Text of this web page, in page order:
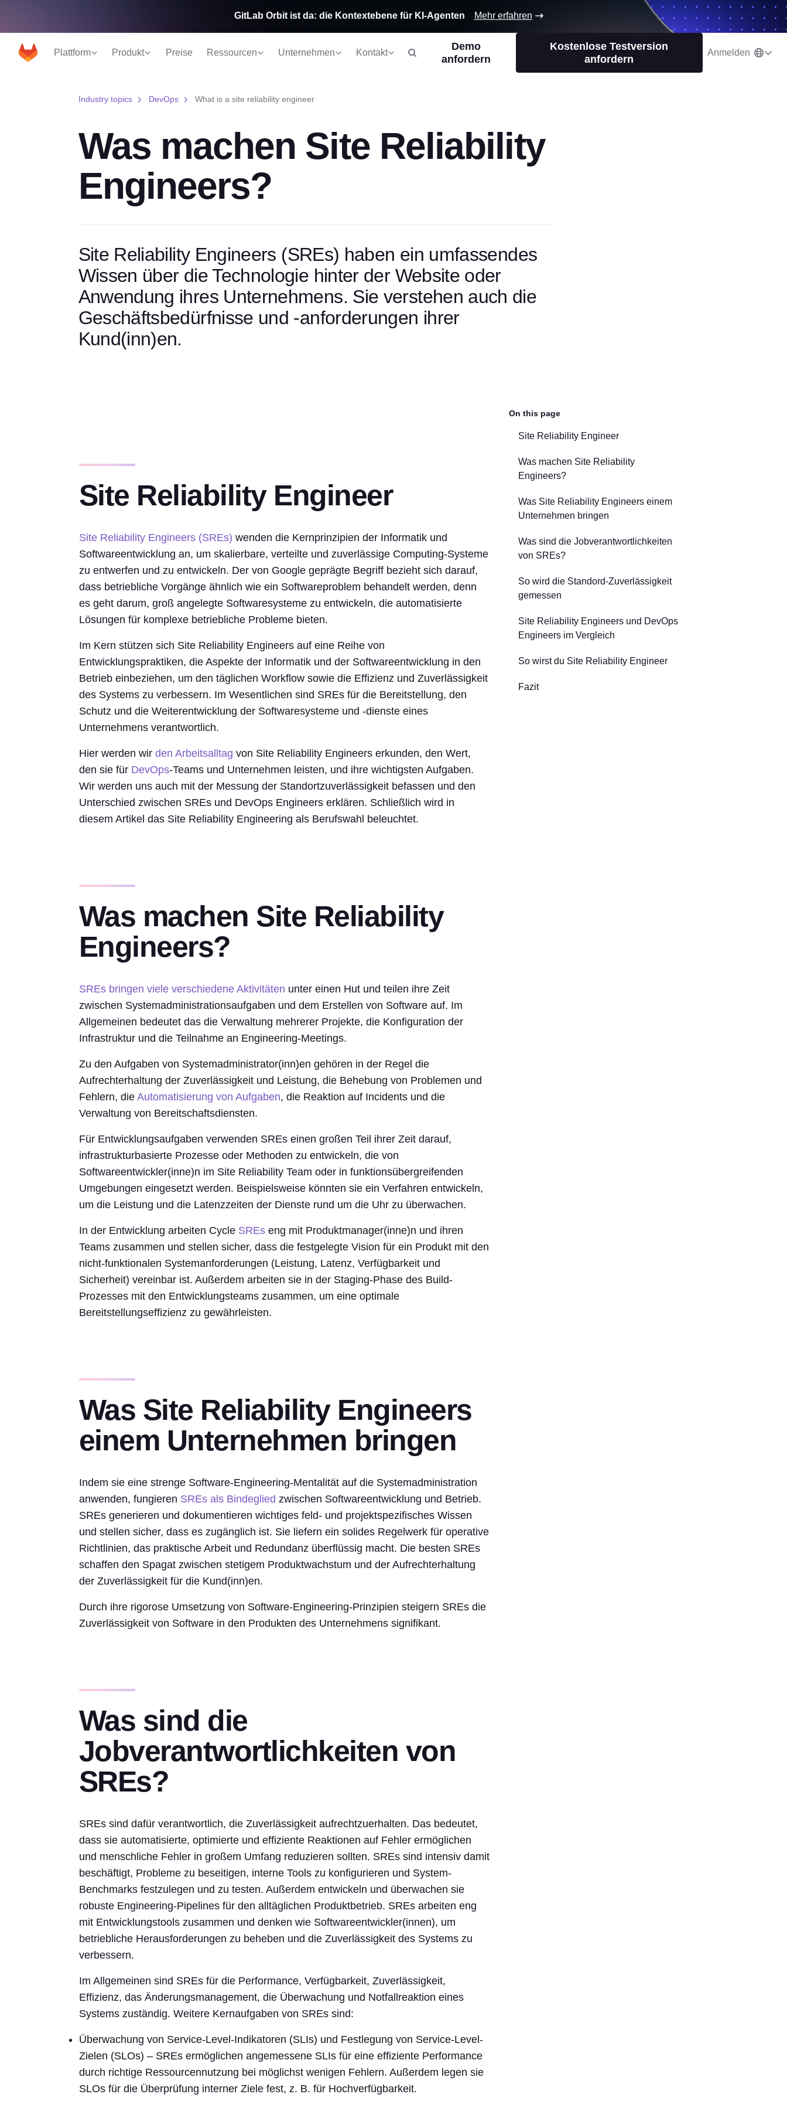
Plattform Produkt Preise Ressourcen Unternehmen Kontakt
Demo
anfordern
Kostenlose Testversion
anfordern
Anmelden
GitLab Orbit ist da: die Kontextebene für KI-Agenten Mehr erfahren
Industry topics DevOps What is a site reliability engineer
Was machen Site Reliability
Engineers?
Site Reliability Engineers (SREs) haben ein umfassendes
Wissen über die Technologie hinter der Website oder
Anwendung ihres Unternehmens. Sie verstehen auch die
Geschäftsbedürfnisse und -anforderungen ihrer
Kund(inn)en.
Site Reliability Engineer
Site Reliability Engineers (SREs) wenden die Kernprinzipien der Informatik und
Softwareentwicklung an, um skalierbare, verteilte und zuverlässige Computing-Systeme
zu entwerfen und zu entwickeln. Der von Google geprägte Begriff bezieht sich darauf,
dass betriebliche Vorgänge ähnlich wie ein Softwareproblem behandelt werden, denn
es geht darum, groß angelegte Softwaresysteme zu entwickeln, die automatisierte
Lösungen für komplexe betriebliche Probleme bieten.
Im Kern stützen sich Site Reliability Engineers auf eine Reihe von
Entwicklungspraktiken, die Aspekte der Informatik und der Softwareentwicklung in den
Betrieb einbeziehen, um den täglichen Workflow sowie die Effizienz und Zuverlässigkeit
des Systems zu verbessern. Im Wesentlichen sind SREs für die Bereitstellung, den
Schutz und die Weiterentwicklung der Softwaresysteme und -dienste eines
Unternehmens verantwortlich.
Hier werden wir den Arbeitsalltag von Site Reliability Engineers erkunden, den Wert,
den sie für DevOps-Teams und Unternehmen leisten, und ihre wichtigsten Aufgaben.
Wir werden uns auch mit der Messung der Standortzuverlässigkeit befassen und den
Unterschied zwischen SREs und DevOps Engineers erklären. Schließlich wird in
diesem Artikel das Site Reliability Engineering als Berufswahl beleuchtet.
Was machen Site Reliability
Engineers?
SREs bringen viele verschiedene Aktivitäten unter einen Hut und teilen ihre Zeit
zwischen Systemadministrationsaufgaben und dem Erstellen von Software auf. Im
Allgemeinen bedeutet das die Verwaltung mehrerer Projekte, die Konfiguration der
Infrastruktur und die Teilnahme an Engineering-Meetings.
Zu den Aufgaben von Systemadministrator(inn)en gehören in der Regel die
Aufrechterhaltung der Zuverlässigkeit und Leistung, die Behebung von Problemen und
Fehlern, die Automatisierung von Aufgaben, die Reaktion auf Incidents und die
Verwaltung von Bereitschaftsdiensten.
Für Entwicklungsaufgaben verwenden SREs einen großen Teil ihrer Zeit darauf,
infrastrukturbasierte Prozesse oder Methoden zu entwickeln, die von
Softwareentwickler(inne)n im Site Reliability Team oder in funktionsübergreifenden
Umgebungen eingesetzt werden. Beispielsweise könnten sie ein Verfahren entwickeln,
um die Leistung und die Latenzzeiten der Dienste rund um die Uhr zu überwachen.
In der Entwicklung arbeiten Cycle SREseng mit Produktmanager(inne)n und ihren
Teams zusammen und stellen sicher, dass die festgelegte Vision für ein Produkt mit den
nicht-funktionalen Systemanforderungen (Leistung, Latenz, Verfügbarkeit und
Sicherheit) vereinbar ist. Außerdem arbeiten sie in der Staging-Phase des Build-
Prozesses mit den Entwicklungsteams zusammen, um eine optimale
Bereitstellungseffizienz zu gewährleisten.
Was Site Reliability Engineers
einem Unternehmen bringen
Indem sie eine strenge Software-Engineering-Mentalität auf die Systemadministration
anwenden, fungieren SREs als Bindeglied zwischen Softwareentwicklung und Betrieb.
SREs generieren und dokumentieren wichtiges feld- und projektspezifisches Wissen
und stellen sicher, dass es zugänglich ist. Sie liefern ein solides Regelwerk für operative
Richtlinien, das praktische Arbeit und Redundanz überflüssig macht. Die besten SREs
schaffen den Spagat zwischen stetigem Produktwachstum und der Aufrechterhaltung
der Zuverlässigkeit für die Kund(inn)en.
Durch ihre rigorose Umsetzung von Software-Engineering-Prinzipien steigern SREs die
Zuverlässigkeit von Software in den Produkten des Unternehmens signifikant.
Was sind die
Jobverantwortlichkeiten von
SREs?
SREs sind dafür verantwortlich, die Zuverlässigkeit aufrechtzuerhalten. Das bedeutet,
dass sie automatisierte, optimierte und effiziente Reaktionen auf Fehler ermöglichen
und menschliche Fehler in großem Umfang reduzieren sollten. SREs sind intensiv damit
beschäftigt, Probleme zu beseitigen, interne Tools zu konfigurieren und System-
Benchmarks festzulegen und zu testen. Außerdem entwickeln und überwachen sie
robuste Engineering-Pipelines für den alltäglichen Produktbetrieb. SREs arbeiten eng
mit Entwicklungstools zusammen und denken wie Softwareentwickler(innen), um
betriebliche Herausforderungen zu beheben und die Zuverlässigkeit des Systems zu
verbessern.
Im Allgemeinen sind SREs für die Performance, Verfügbarkeit, Zuverlässigkeit,
Effizienz, das Änderungsmanagement, die Überwachung und Notfallreaktion eines
Systems zuständig. Weitere Kernaufgaben von SREs sind:
Überwachung von Service-Level-Indikatoren (SLIs) und Festlegung von Service-Level-
Zielen (SLOs) – SREs ermöglichen angemessene SLIs für eine effiziente Performance
durch richtige Ressourcennutzung bei möglichst wenigen Fehlern. Außerdem legen sie
SLOs für die Überprüfung interner Ziele fest, z. B. für Hochverfügbarkeit.
On this page
Site Reliability Engineer
Was machen Site Reliability
Engineers?
Was Site Reliability Engineers einem
Unternehmen bringen
Was sind die Jobverantwortlichkeiten
von SREs?
So wird die Standord-Zuverlässigkeit
gemessen
Site Reliability Engineers und DevOps
Engineers im Vergleich
So wirst du Site Reliability Engineer
Fazit